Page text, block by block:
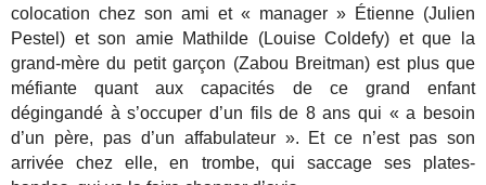
colocation chez son ami et « manager » Étienne (Julien
Pestel) et son amie Mathilde (Louise Coldefy) et que la
grand-mère du petit garçon (Zabou Breitman) est plus que
méfiante quant aux capacités de ce grand enfant
dégingandé à s’occuper d’un fils de 8 ans qui « a besoin
d’un père, pas d’un affabulateur ». Et ce n’est pas son
arrivée chez elle, en trombe, qui saccage ses plates-